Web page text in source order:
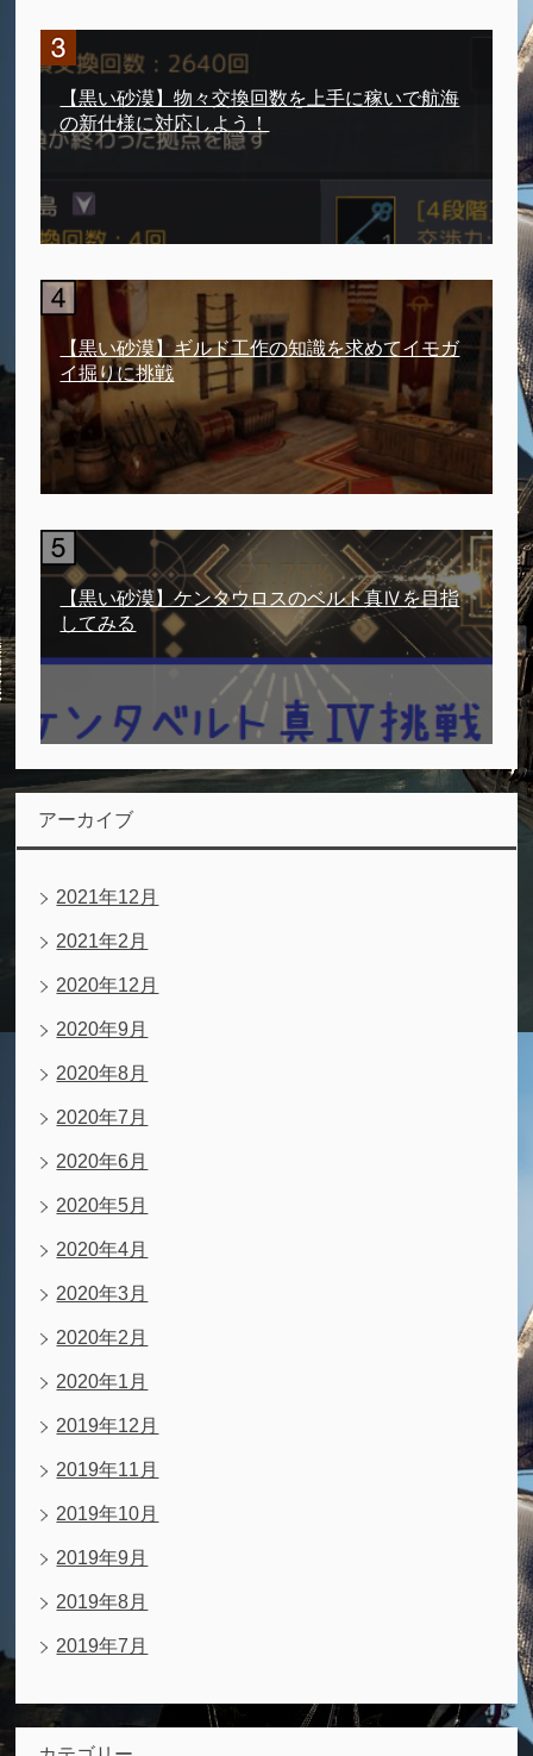
【黒い砂漠】物々交換回数を上手に稼いで航海
の新仕様に対応しよう！
【黒い砂漠】ギルド工作の知識を求めてイモガ
イ掘りに挑戦
【黒い砂漠】ケンタウロスのベルト真Ⅳを目指
してみる
アーカイブ
2021年12月
2021年2月
2020年12月
2020年9月
2020年8月
2020年7月
2020年6月
2020年5月
2020年4月
2020年3月
2020年2月
2020年1月
2019年12月
2019年11月
2019年10月
2019年9月
2019年8月
2019年7月